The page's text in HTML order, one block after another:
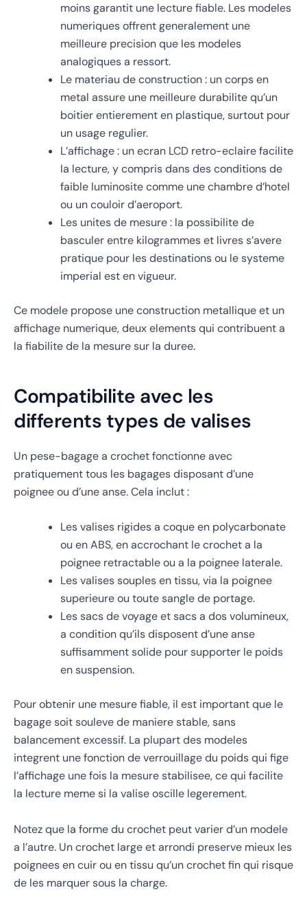
moins garantit une lecture fiable. Les modeles
numeriques offrent generalement une
meilleure precision que les modeles
analogiques a ressort.
Le materiau de construction : un corps en
metal assure une meilleure durabilite qu’un
boitier entierement en plastique, surtout pour
un usage regulier.
L’affichage : un ecran LCD retro-eclaire facilite
la lecture, y compris dans des conditions de
faible luminosite comme une chambre d’hotel
ou un couloir d’aeroport.
Les unites de mesure : la possibilite de
basculer entre kilogrammes et livres s’avere
pratique pour les destinations ou le systeme
imperial est en vigueur.
Ce modele propose une construction metallique et un
affichage numerique, deux elements qui contribuent a
la fiabilite de la mesure sur la duree.
Compatibilite avec les
differents types de valises
Un pese-bagage a crochet fonctionne avec
pratiquement tous les bagages disposant d’une
poignee ou d’une anse. Cela inclut :
Les valises rigides a coque en polycarbonate
ou en ABS, en accrochant le crochet a la
poignee retractable ou a la poignee laterale.
Les valises souples en tissu, via la poignee
superieure ou toute sangle de portage.
Les sacs de voyage et sacs a dos volumineux,
a condition qu’ils disposent d’une anse
suffisamment solide pour supporter le poids
en suspension.
Pour obtenir une mesure fiable, il est important que le
bagage soit souleve de maniere stable, sans
balancement excessif. La plupart des modeles
integrent une fonction de verrouillage du poids qui fige
l’affichage une fois la mesure stabilisee, ce qui facilite
la lecture meme si la valise oscille legerement.
Notez que la forme du crochet peut varier d’un modele
a l’autre. Un crochet large et arrondi preserve mieux les
poignees en cuir ou en tissu qu’un crochet fin qui risque
de les marquer sous la charge.